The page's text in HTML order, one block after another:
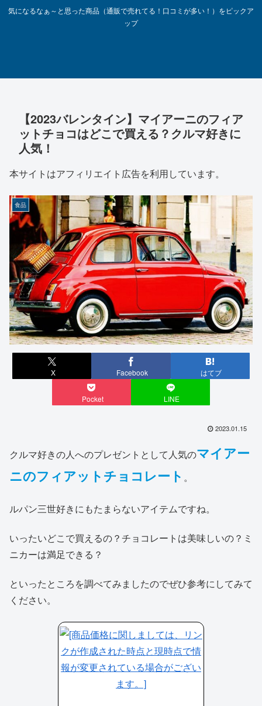
気になるなぁ～と思った商品（通販で売れてる！口コミが多い！）をピックア
ップ
【2023バレンタイン】マイアーニのフィア
ットチョコはどこで買える？クルマ好きに
人気！
本サイトはアフィリエイト広告を利用しています。
食品
X Facebook はてブ
Pocket LINE
2023.01.15
クルマ好きの人へのプレゼントとして人気のマイアー
ニのフィアットチョコレート 。
ルパン三世好きにもたまらないアイテムですね。
いったいどこで買えるの？チョコレートは美味しいの？ミ
ニカーは満足できる？
といったところを調べてみましたのでぜひ参考にしてみて
ください。